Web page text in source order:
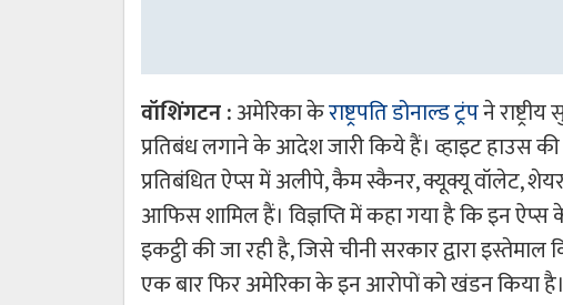
वॉशिंगटन :अमेरिका केराष्ट्रपति डोनाल्ड ट्रंपने
प्रतिबंध लगाने के आदेश जारी किये हैं। व्हाइट हाउस
प्रतिबंधित ऐप्स में अलीपे, कैम स्कैनर, क्यूक्यू वॉलेट,
आफिस शामिल हैं। विज्ञप्ति में कहा गया है कि इन ऐप्स
इकट्ठी की जा रही है, जिसे चीनी सरकार द्वारा
एक बार फिर अमेरिका के इन आरोपों को खंडन किया है।